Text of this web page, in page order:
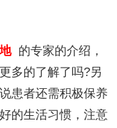
的专家的介绍，
多的了解了吗?另
患者还需积极保养
的生活习惯，注意